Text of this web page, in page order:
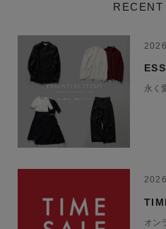
RECENT
永く
オン